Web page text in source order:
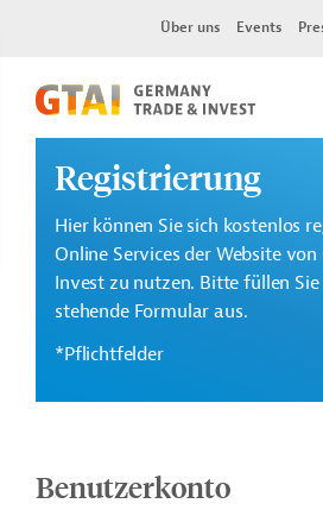
Über uns Events
Registrierung
Hier können Sie sich kostenlos
Online Services der Website
Invest zu nutzen. Bitte füllen
stehende Formular aus.
*Pflichtfelder
Benutzerkonto